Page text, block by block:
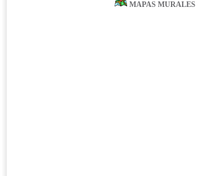
MAPAS MURALES